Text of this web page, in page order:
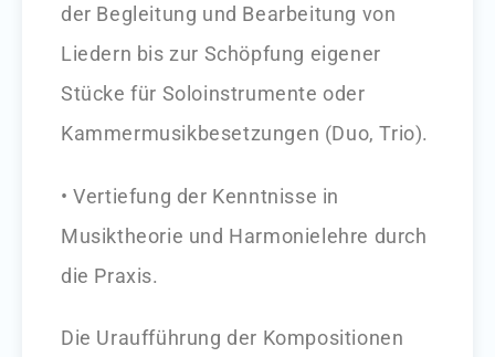
der Begleitung und Bearbeitung von
Liedern bis zur Schöpfung eigener
Stücke für Soloinstrumente oder
Kammermusikbesetzungen (Duo, Trio).
• Vertiefung der Kenntnisse in
Musiktheorie und Harmonielehre durch
die Praxis.
Die Uraufführung der Kompositionen